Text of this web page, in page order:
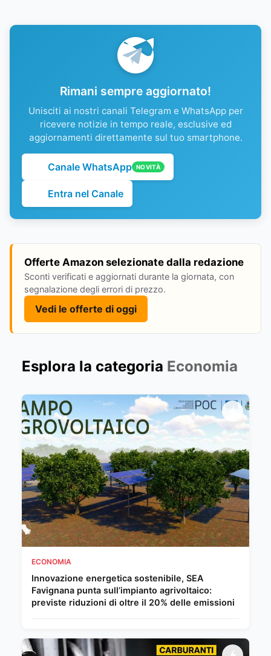
Rimani sempre aggiornato!
Unisciti ai nostri canali Telegram e WhatsApp per
ricevere notizie in tempo reale, esclusive ed
aggiornamenti direttamente sul tuo smartphone.
Canale WhatsApp NOVITÀ
Entra nel Canale
Offerte Amazon selezionate dalla redazione
Sconti verificati e aggiornati durante la giornata, con
segnalazione degli errori di prezzo.
Vedi le offerte di oggi
Esplora la categoria Economia
ECONOMIA
Innovazione energetica sostenibile, SEA
Favignana punta sull’impianto agrivoltaico:
previste riduzioni di oltre il 20% delle emissioni